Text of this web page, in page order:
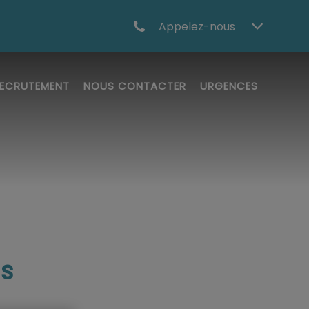
Appelez-nous
NOUS CONTACTER URGENCES